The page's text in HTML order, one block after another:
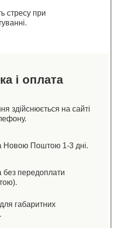
стресу при
і оплата
здійснюється на сайті
Новою Поштою 1-3 дні.
без передоплати
габаритних